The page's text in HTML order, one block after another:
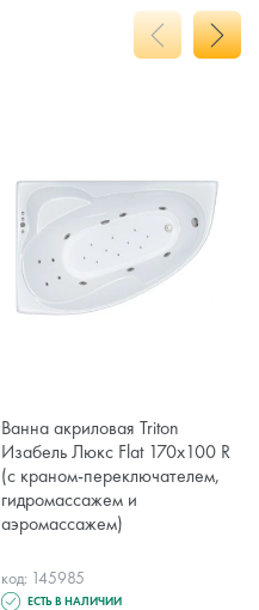
Ванна акриловая Triton
Изабель Люкс Flat 170x100 R
(с краном-переключателем,
гидромассажем и
аэромассажем)
код: 145985
ЕСТЬ В НАЛИЧИИ